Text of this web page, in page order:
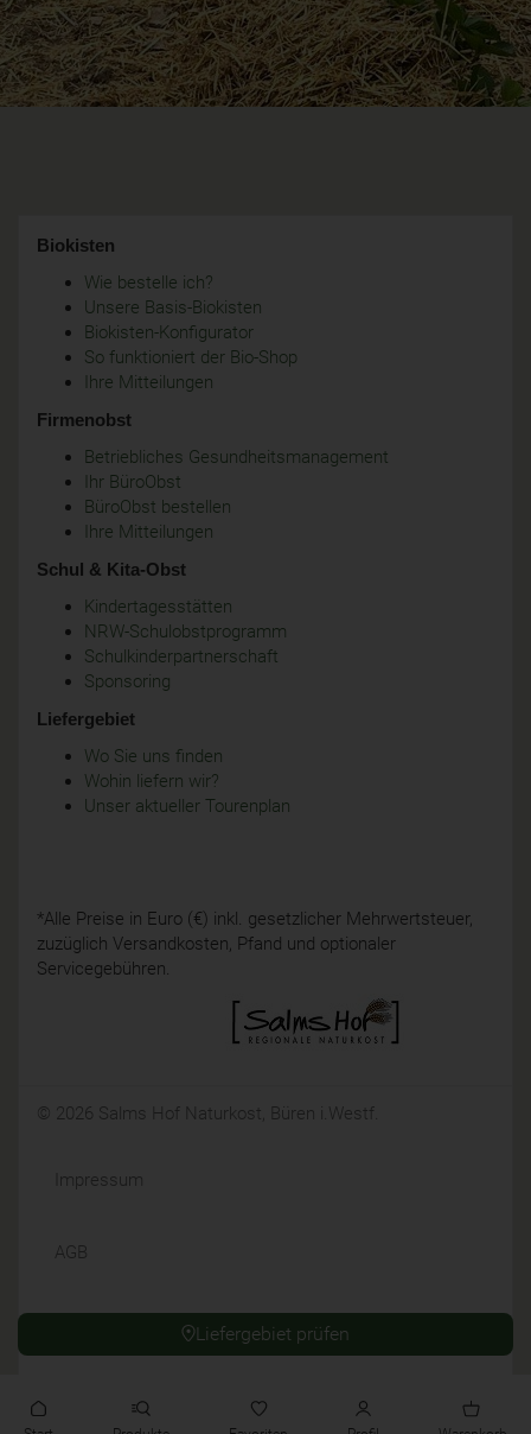
Liefergebiet prüfen
Biokisten
Wie bestelle ich?
Unsere Basis-Biokisten
Biokisten-Konfigurator
So funktioniert der Bio-Shop
Ihre Mitteilungen
Firmenobst
Betriebliches Gesundheitsmanagement
Ihr BüroObst
BüroObst bestellen
Ihre Mitteilungen
Schul & Kita-Obst
Kindertagesstätten
NRW-Schulobstprogramm
Schulkinderpartnerschaft
Sponsoring
Liefergebiet
Wo Sie uns finden
Wohin liefern wir?
Unser aktueller Tourenplan
*Alle Preise in Euro (€) inkl. gesetzlicher Mehrwertsteuer,
zuzüglich Versandkosten, Pfand und optionaler
Servicegebühren.
© 2026 Salms Hof Naturkost, Büren i.Westf.
Impressum
AGB
Widerrufsrecht